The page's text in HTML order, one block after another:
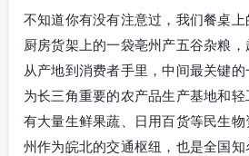
不知道你有没有注意过，我们餐桌上
厨房货架上的一袋亳州产五谷杂粮，
从产地到消费者手里，中间最关键
为长三角重要的农产品生产基地和
有大量生鲜果蔬、日用百货等民生
州作为皖北的交通枢纽，也是全国